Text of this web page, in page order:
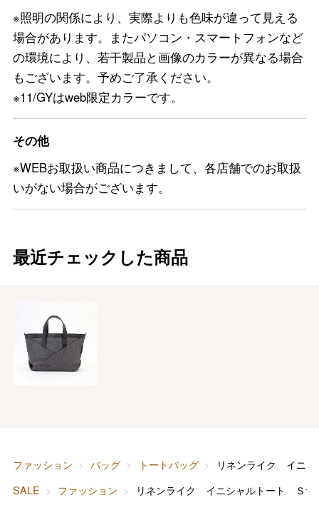
※照明の関係により、実際よりも色味が違って見える
場合があります。またパソコン・スマートフォンなど
の環境により、若干製品と画像のカラーが異なる場合
もございます。予めご了承ください。
※11/GYはweb限定カラーです。
その他
※WEBお取扱い商品につきまして、各店舗でのお取扱
いがない場合がございます。
最近チェックした商品
ファッション バッグ トートバッグ
リネンライク イニ
SALE
ファッション
リネンライク イニシャルトート Ｓサ
ベビー＆キッズ
お香典返し
お中元
敬老の日